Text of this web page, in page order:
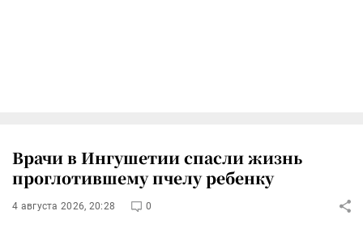
Врачи в Ингушетии спасли жизнь
проглотившему пчелу ребенку
4 августа 2026, 20:28 0